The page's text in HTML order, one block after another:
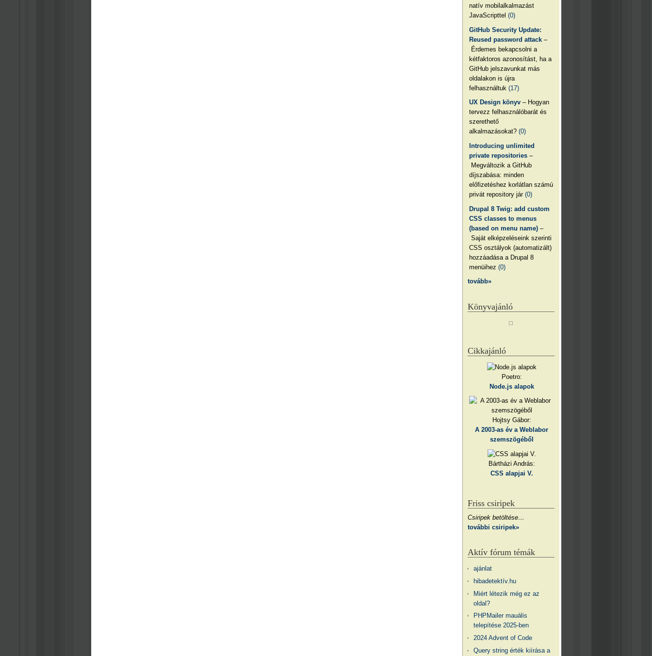
natív mobilalkalmazást
JavaScripttel(0)
GitHub Security Update:
Reused password attack –
Érdemes bekapcsolni a
kétfaktoros azonosítást, ha a
GitHub jelszavunkat más
oldalakon is újra
felhasználtuk(17)
UX Design könyv – Hogyan
tervezz felhasználóbarát és
szerethető
alkalmazásokat?(0)
Introducing unlimited
private repositories –
Megváltozik a GitHub
díjszabása: minden
előfizetéshez korlátlan számú
privát repository jár(0)
Drupal 8 Twig: add custom
CSS classes to menus
(based on menu name) –
Saját elképzeléseink szerinti
CSS osztályok (automatizált)
hozzáadása a Drupal 8
menüihez(0)
tovább»
Könyvajánló
Cikkajánló
Poetro:
Node.js alapok
Hojtsy Gábor:
A 2003-as év a Weblabor
szemszögéből
Bártházi András:
CSS alapjai V.
Friss csiripek
Csiripek betöltése…
további csiripek»
Aktív fórum témák
ajánlat
hibadetektív.hu
Miért létezik még ez az
oldal?
PHPMailer mauális
telepítése 2025-ben
2024 Advent of Code
Query string érték kiírása a